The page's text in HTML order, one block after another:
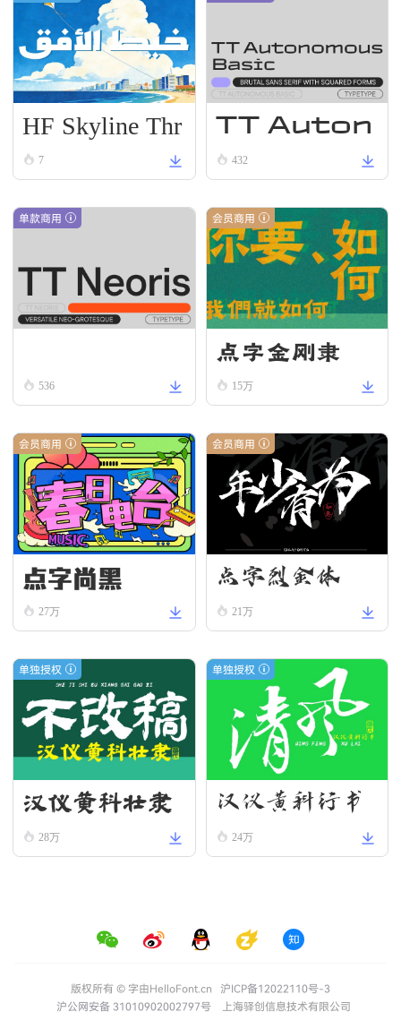
HF Skyline Thr
ead
7
TT Auton
omous R
egular
432
单款商用
536
会员商用
点字金刚隶
15万
会员商用
点字尚黑
27万
会员商用
点字烈金体
21万
单独授权
汉仪黄科壮隶
W28万
单独授权
汉仪黄科行书
W24万
版权所有 © 字由HelloFont.cn
沪ICP备12022110号-3
沪公网安备 31010902002797号
上海驿创信息技术有限公司